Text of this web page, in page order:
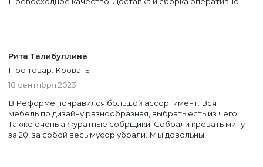
Рита Талибуллина
Про товар: Кровать
18 сентября 2023
В Реформе понравился большой ассортимент. Вся
мебель по дизайну разнообразная, выбрать есть из чего.
Также очень аккуратные собрщики. Собрали кровать минут
за 20, за собой весь мусор убрали. Мы довольны.